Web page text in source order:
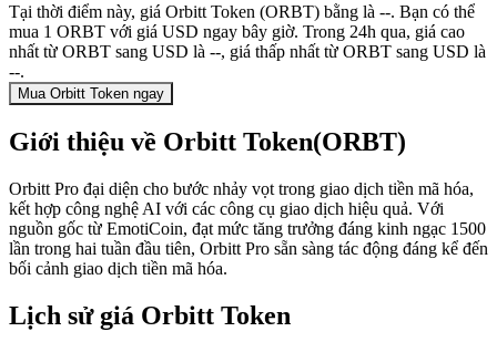
Tại thời điểm này, giá Orbitt Token (ORBT) bằng là --. Bạn có thể
mua 1 ORBT với giá USD ngay bây giờ. Trong 24h qua, giá cao
nhất từ ORBT sang USD là --, giá thấp nhất từ ORBT sang USD là
--.
Mua Orbitt Token ngay
Giới thiệu về Orbitt Token(ORBT)
Orbitt Pro đại diện cho bước nhảy vọt trong giao dịch tiền mã hóa,
kết hợp công nghệ AI với các công cụ giao dịch hiệu quả. Với
nguồn gốc từ EmotiCoin, đạt mức tăng trưởng đáng kinh ngạc 1500
lần trong hai tuần đầu tiên, Orbitt Pro sẵn sàng tác động đáng kể đến
bối cảnh giao dịch tiền mã hóa.
Lịch sử giá Orbitt Token